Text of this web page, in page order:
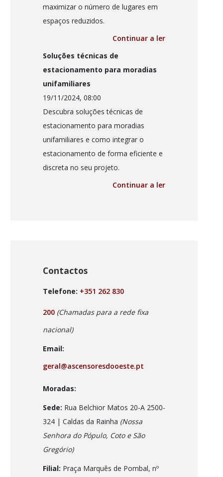
maximizar o número de lugares em
espaços reduzidos.
Continuar a ler
Soluções técnicas de
estacionamento para moradias
unifamiliares
19/11/2024, 08:00
Descubra soluções técnicas de
estacionamento para moradias
unifamiliares e como integrar o
estacionamento de forma eficiente e
discreta no seu projeto.
Continuar a ler
Contactos
Telefone: +351 262 830
200 (Chamadas para a rede fixa
nacional)
Email:
geral@ascensoresdooeste.pt
Moradas:
Sede: Rua Belchior Matos 20-A 2500-
324 | Caldas da Rainha (Nossa
Senhora do Pópulo, Coto e São
Gregório)
Filial: Praça Marquês de Pombal, nº